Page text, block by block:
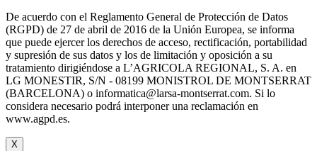
De acuerdo con el Reglamento General de Protección de Datos
(RGPD) de 27 de abril de 2016 de la Unión Europea, se informa
que puede ejercer los derechos de acceso, rectificación, portabilidad
y supresión de sus datos y los de limitación y oposición a su
tratamiento dirigiéndose a L’AGRICOLA REGIONAL, S. A. en
LG MONESTIR, S/N - 08199 MONISTROL DE MONTSERRAT
(BARCELONA) o informatica@larsa-montserrat.com. Si lo
considera necesario podrá interponer una reclamación en
www.agpd.es.
X